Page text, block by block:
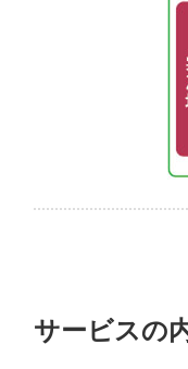
サービスの